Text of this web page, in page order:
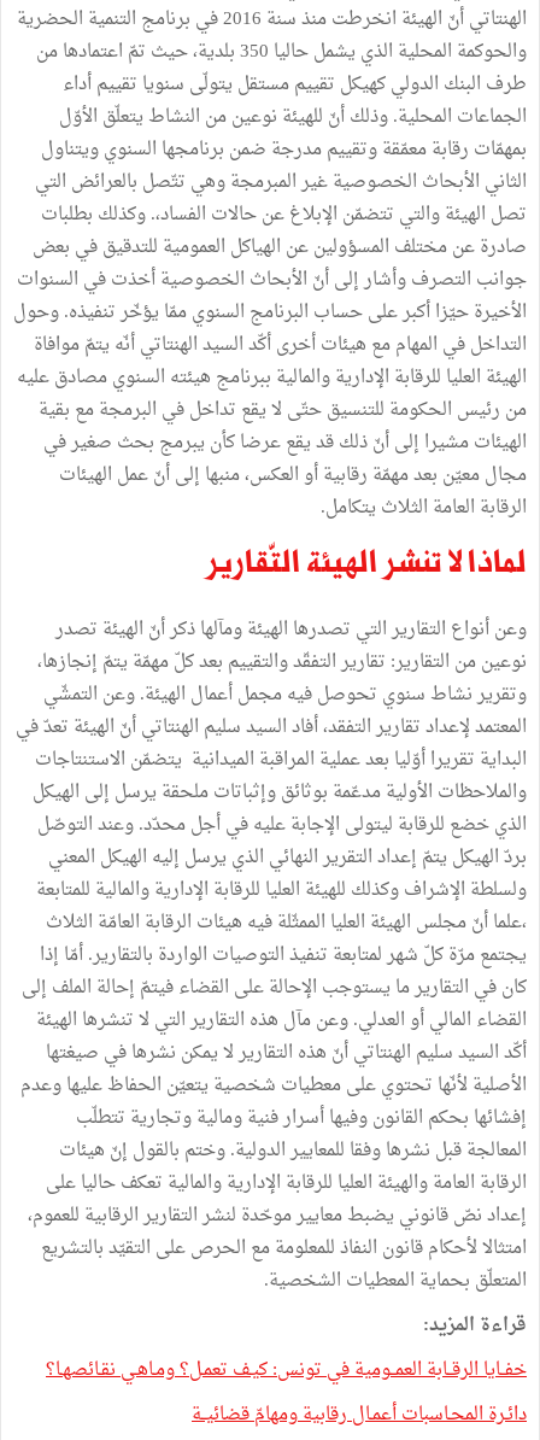
الهنتاتي أنّ الهيئة انخرطت منذ سنة 2016 في برنامج التنمية الحضرية
والحوكمة المحلية الذي يشمل حاليا 350 بلدية، حيث تمّ اعتمادها من
طرف البنك الدولي كهيكل تقييم مستقل يتولّى سنويا تقييم أداء
الجماعات المحلية. وذلك أنّ للهيئة نوعين من النشاط يتعلّق الأوّل
بمهمّات رقابة معمّقة وتقييم مدرجة ضمن برنامجها السنوي ويتناول
الثاني الأبحاث الخصوصية غير المبرمجة وهي تتّصل بالعرائض التي
تصل الهيئة والتي تتضمّن الإبلاغ عن حالات الفساد،. وكذلك بطلبات
صادرة عن مختلف المسؤولين عن الهياكل العمومية للتدقيق في بعض
جوانب التصرف وأشار إلى أنّ الأبحاث الخصوصية أخذت في السنوات
الأخيرة حيّزا أكبر على حساب البرنامج السنوي ممّا يؤخّر تنفيذه. وحول
التداخل في المهام مع هيئات أخرى أكّد السيد الهنتاتي أنّه يتمّ موافاة
الهيئة العليا للرقابة الإدارية والمالية ببرنامج هيئته السنوي مصادق عليه
من رئيس الحكومة للتنسيق حتّى لا يقع تداخل في البرمجة مع بقية
الهيئات مشيرا إلى أنّ ذلك قد يقع عرضا كأن يبرمج بحث صغير في
مجال معيّن بعد مهمّة رقابية أو العكس، منبها إلى أنّ عمل الهيئات
الرقابة العامة الثلاث يتكامل.
لماذا لا تنشر الهيئة التّقارير
وعن أنواع التقارير التي تصدرها الهيئة ومآلها ذكر أنّ الهيئة تصدر
نوعين من التقارير: تقارير التفقّد والتقييم بعد كلّ مهمّة يتمّ إنجازها،
وتقرير نشاط سنوي تحوصل فيه مجمل أعمال الهيئة. وعن التمشّي
المعتمد لإعداد تقارير التفقد، أفاد السيد سليم الهنتاتي أنّ الهيئة تعدّ في
البداية تقريرا أوّليا بعد عملية المراقبة الميدانية يتضمّن الاستنتاجات
والملاحظات الأولية مدعّمة بوثائق وإثباتات ملحقة يرسل إلى الهيكل
الذي خضع للرقابة ليتولى الإجابة عليه في أجل محدّد. وعند التوصّل
بردّ الهيكل يتمّ إعداد التقرير النهائي الذي يرسل إليه الهيكل المعني
ولسلطة الإشراف وكذلك للهيئة العليا للرقابة الإدارية والمالية للمتابعة
،علما أنّ مجلس الهيئة العليا الممثّلة فيه هيئات الرقابة العامّة الثلاث
يجتمع مرّة كلّ شهر لمتابعة تنفيذ التوصيات الواردة بالتقارير. أمّا إذا
كان في التقارير ما يستوجب الإحالة على القضاء فيتمّ إحالة الملف إلى
القضاء المالي أو العدلي. وعن مآل هذه التقارير التي لا تنشرها الهيئة
أكّد السيد سليم الهنتاتي أنّ هذه التقارير لا يمكن نشرها في صيغتها
الأصلية لأنّها تحتوي على معطيات شخصية يتعيّن الحفاظ عليها وعدم
إفشائها بحكم القانون وفيها أسرار فنية ومالية وتجارية تتطلّب
المعالجة قبل نشرها وفقا للمعايير الدولية. وختم بالقول إنّ هيئات
الرقابة العامة والهيئة العليا للرقابة الإدارية والمالية تعكف حاليا على
إعداد نصّ قانوني يضبط معايير موحّدة لنشر التقارير الرقابية للعموم،
امتثالا لأحكام قانون النفاذ للمعلومة مع الحرص على التقيّد بالتشريع
المتعلّق بحماية المعطيات الشخصية.
قراءة المزيد:
خفــايا الرقــابة العمــومية في تونس: كيـف تعمـل؟ ومـاهـي نقـائصهـا؟
دائـرة المحـاسبات أعمـال رقابية ومهامّ قضائيــة